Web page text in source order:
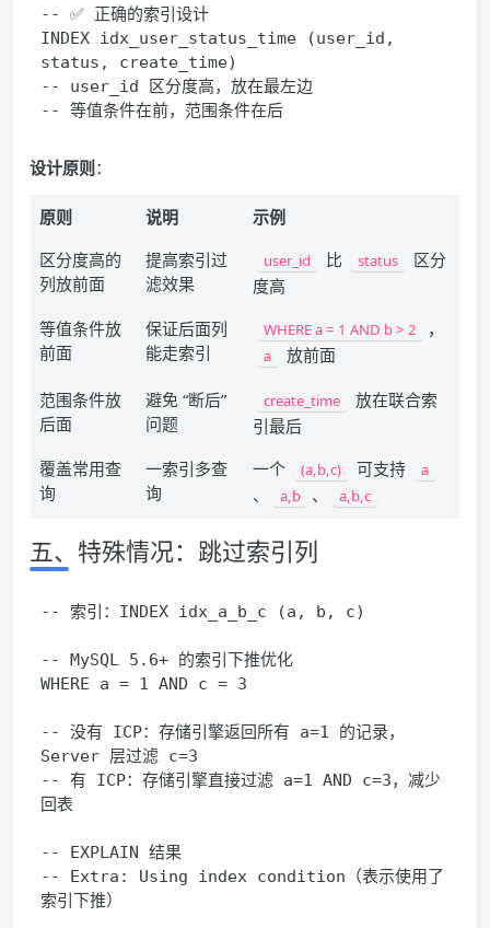
-- ✅ 正确的索引设计
INDEX idx_user_status_time (user_id ,
status , create_time)
-- user_id 区分度高，放在最左边
-- 等值条件在前，范围条件在后
设计原则 ：
原则 说明
示例
区分度高的
列放前面
提高索引过
滤效果
user_id 比 status
区分
度高
等值条件放
前面
保证后面列
能走索引
WHERE a = 1 AND b > 2 ，
a 放前面
范围条件放
后面
避免 “断后”
问题
create_time
放在联合索
引最后
覆盖常用查
询
一索引多查
询
一个 (a,b,c) 可支持 a
、 a,b 、 a,b,c
五、特殊情况：跳过索引列
-- 索引：INDEX idx_a_b_c (a, b, c)
-- MySQL 5.6+ 的索引下推优化
WHERE a = 1 AND c = 3
-- 没有 ICP：存储引擎返回所有 a=1 的记录，
Server 层过滤 c=3
-- 有 ICP：存储引擎直接过滤 a=1 AND c=3，减少
回表
-- EXPLAIN 结果
-- Extra: Using index condition（表示使用了
索引下推）